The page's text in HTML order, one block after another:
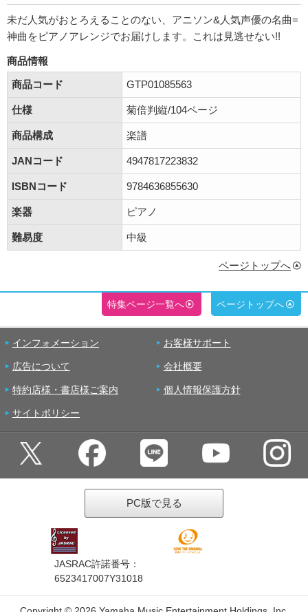
未だ人気がおとろえることのない、アニソン&人気声優の名曲=
神曲をピアノアレンジでお届けします。これは見逃せない!!
商品情報
商品コード
GTP01085563
仕様 菊倍判縦/104ページ
商品構成 楽譜
JANコード 4947817223832
ISBNコード 9784636855630
楽器 ピアノ
難易度 中級
ページトップへ
特集ページ一覧へ ページトップへ
インフォメーション お客様サポート
広告について 会社概要
特約店様・書店様ご案内 個人情報保護方針
サイトポリシー
PC版で見る
JASRAC許諾番号：
6523417007Y31018